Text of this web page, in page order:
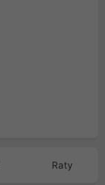
Raty